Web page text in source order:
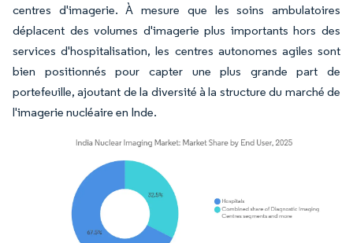
centres d'imagerie. À mesure que les soins ambulatoires
déplacent des volumes d'imagerie plus importants hors des
services d'hospitalisation, les centres autonomes agiles sont
bien positionnés pour capter une plus grande part de
portefeuille, ajoutant de la diversité à la structure du marché de
l'imagerie nucléaire en Inde.